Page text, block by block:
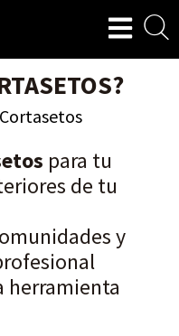
Cortasetos
para tu
de tu
y
herramienta